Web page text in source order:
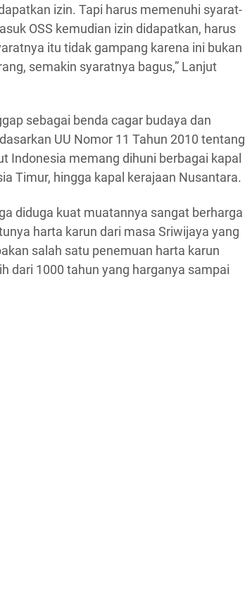
izin. Tapi harus memenuhi syarat-
OSS kemudian izin didapatkan, harus
itu tidak gampang karena ini bukan
semakin syaratnya bagus,” Lanjut
sebagai benda cagar budaya dan
UU Nomor 11 Tahun 2010 tentang
Indonesia memang dihuni berbagai kapal
Timur, hingga kapal kerajaan Nusantara.
diduga kuat muatannya sangat berharga
harta karun dari masa Sriwijaya yang
salah satu penemuan harta karun
dari 1000 tahun yang harganya sampai